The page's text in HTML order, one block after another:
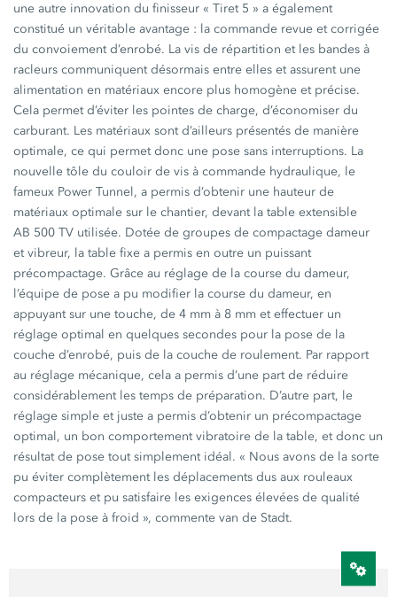
une autre innovation du finisseur « Tiret 5 » a également
constitué un véritable avantage : la commande revue et corrigée
du convoiement d’enrobé. La vis de répartition et les bandes à
racleurs communiquent désormais entre elles et assurent une
alimentation en matériaux encore plus homogène et précise.
Cela permet d’éviter les pointes de charge, d’économiser du
carburant. Les matériaux sont d’ailleurs présentés de manière
optimale, ce qui permet donc une pose sans interruptions. La
nouvelle tôle du couloir de vis à commande hydraulique, le
fameux Power Tunnel, a permis d’obtenir une hauteur de
matériaux optimale sur le chantier, devant la table extensible
AB 500 TV utilisée. Dotée de groupes de compactage dameur
et vibreur, la table fixe a permis en outre un puissant
précompactage. Grâce au réglage de la course du dameur,
l’équipe de pose a pu modifier la course du dameur, en
appuyant sur une touche, de4 mm à 8 mm et effectuer un
réglage optimal en quelques secondes pour la pose de la
couche d’enrobé, puis de la couche de roulement. Par rapport
au réglage mécanique, cela a permis d’une part de réduire
considérablement les temps de préparation. D’autre part, le
réglage simple et juste a permis d’obtenir un précompactage
optimal, un bon comportement vibratoire de la table, et donc un
résultat de pose tout simplement idéal. « Nous avons de la sorte
pu éviter complètement les déplacements dus aux rouleaux
compacteurs et pu satisfaire les exigences élevées de qualité
lors de la pose àfroid », commente van de Stadt.